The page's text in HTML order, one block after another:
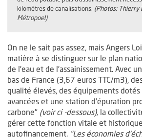
kilomètres de canalisations. (Photos: Thierry
Métropoel)
On ne le sait pas assez, mais Angers
matière à se distinguer sur le plan
de l’eau et de l’assainissement. Avec
bas de France (3,67 euros TTC/m3),
qualité élevés, des équipements
avancées et une station d’épuration
carbone" (voir ci -dessous), la
gérer cette fonction vitale et
autofinancement. "Les économies